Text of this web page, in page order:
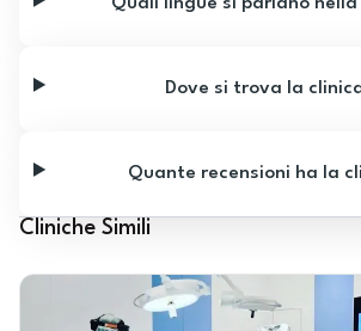
Dove si trova la
Quante recensioni ha la
Cliniche Simili